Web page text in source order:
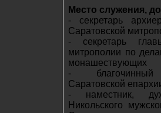
Место служения,
- секретарь
Саратовской
- секретарь
митрополии по
монашествующих
- благочинный
Саратовской
- наместник,
Никольского